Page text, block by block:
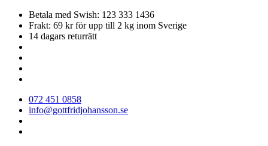
Betala med Swish: 123 333 1436
Frakt: 69 kr för upp till 2 kg inom Sverige
14 dagars returrätt
072 451 0858
info@gottfridjohansson.se